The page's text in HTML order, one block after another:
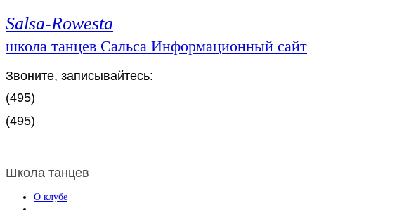
Salsa-Rowesta
школа танцев Сальса Информационный сайт
Звоните, записывайтесь:
(495)
(495)
Школа танцев
О клубе